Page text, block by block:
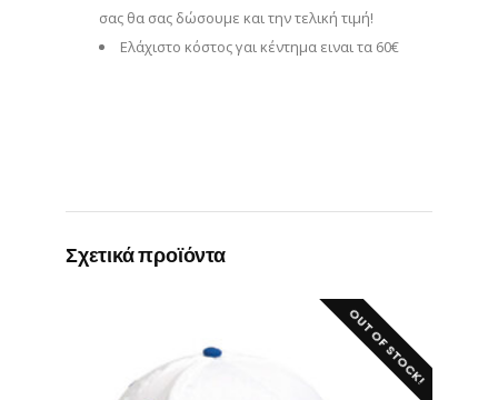
σας θα σας δώσουμε και την τελική τιμή!
Eλάχιστο κόστος γαι κέντημα ειναι τα 60€
Σχετικά προϊόντα
OUT OF STOCK!